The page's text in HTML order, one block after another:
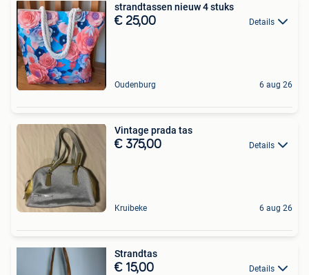
strandtassen nieuw 4 stuks
€ 25,00 Details
Oudenburg 6 aug 26
Vintage prada tas
€ 375,00 Details
Kruibeke 6 aug 26
Strandtas
€ 15,00 Details